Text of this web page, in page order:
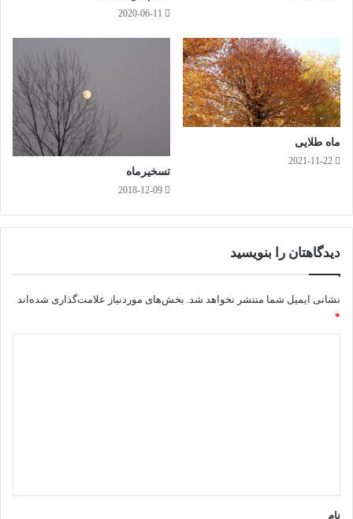
پیاده روی فرهنگی
پارس گیلدا
مطالب بیشتر
2020-06-11
ماه طلایی
2021-11-22
تسخیرماه
2018-12-09
دیدگاهتان را بنویسید
نشانی ایمیل شما منتشر نخواهد شد. بخش‌های موردنیاز علامت‌گذاری شده‌اند
*
نام